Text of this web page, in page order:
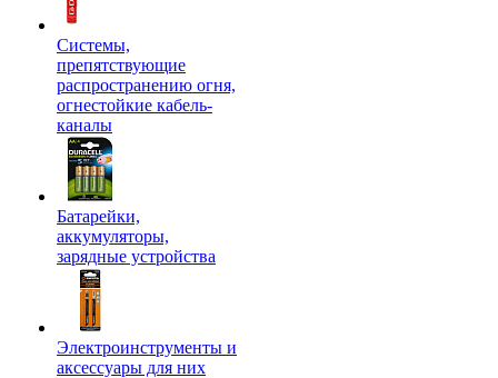
Системы,
препятствующие
распространению огня,
огнестойкие кабель-
каналы
Батарейки,
аккумуляторы,
зарядные устройства
Электроинструменты и
аксессуары для них